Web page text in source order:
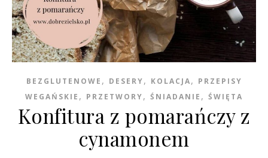
BEZGLUTENOWE , DESERY, KOLACJA, PRZEPISY
WEGAŃSKIE , PRZETWORY, ŚNIADANIE , ŚWIĘTA
Konfitura z pomarańczy z
cynamonem